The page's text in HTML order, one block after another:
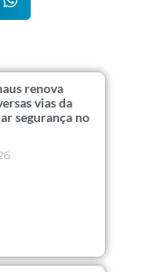
renova
vias da
segurança no